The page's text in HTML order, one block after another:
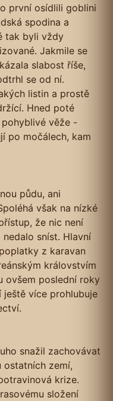
první osídlili goblini
spodina a
tak byli vždy
Jakmile se
slabost říše,
se od ní.
listin a prostě
Hned poté
věže -
po močálech, kam
půdu, ani
však na nízké
že nic není
sníst. Hlavní
z karavan
královstvím
ovšem poslední roky
ještě více prohlubuje
snažil zachovávat
ostatních zemí,
krize.
složení